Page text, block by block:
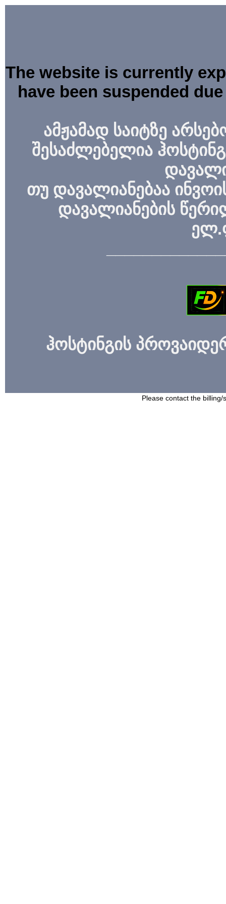
The website is currently
have been suspended
ამჟამად საიტზე
შესაძლებელია
თუ დავალიანებაა
დავალიანების
ჰოსტინგის
Please contact the